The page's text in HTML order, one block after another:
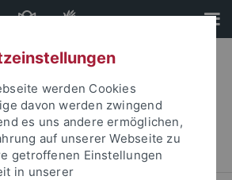
Fakultät
werden Cookies
davon werden zwingend
es uns andere ermöglichen,
auf unserer Webseite zu
getroffenen Einstellungen
in unserer